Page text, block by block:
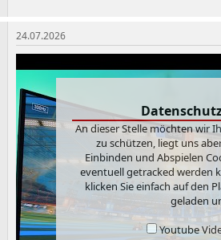
24.07.2026
An dieser Stelle möchten wir
zu schützen, liegt uns
Einbinden und Abspielen
eventuell getracked werden
klicken Sie einfach auf den
geladen
Youtube